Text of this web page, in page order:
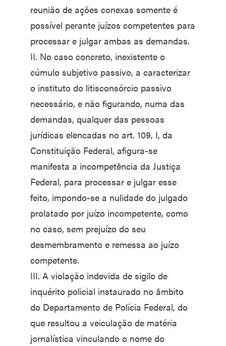
reunião de ações conexas somente é
possível perante juízos competentes para
processar e julgar ambas as demandas.
II. No caso concreto, inexistente o
cúmulo subjetivo passivo, a caracterizar
o instituto do litisconsórcio passivo
necessário, e não figurando, numa das
demandas, qualquer das pessoas
jurídicas elencadas no art. 109, I, da
Constituição Federal, afigura-se
manifesta a incompetência da Justiça
Federal, para processar e julgar esse
feito, impondo-se a nulidade do julgado
prolatado por juízo incompetente, como
no caso, sem prejuízo do seu
desmembramento e remessa ao juízo
competente.
III. A violação indevida de sigilo de
inquérito policial instaurado no âmbito
do Departamento de Polícia Federal, do
que resultou a veiculação de matéria
jornalística vinculando o nome do